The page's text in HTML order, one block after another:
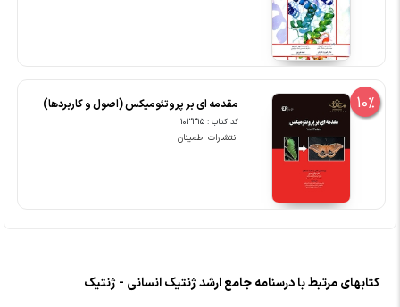
10% مقدمه ای بر پروتئومیکس (اصول و کاربردها)
کد کتاب : 103315
انتشارات اطمینان
کتابهای مرتبط با درسنامه جامع ارشد ژنتیک انسانی - ژنتیک